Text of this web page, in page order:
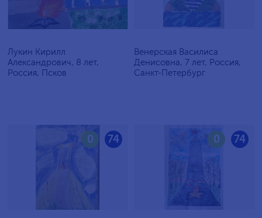
Лукин Кирилл
Александрович, 8 лет,
Россия, Псков
Венерская Василиса
Денисовна, 7 лет, Россия,
Санкт-Петербург
74
0 74
0